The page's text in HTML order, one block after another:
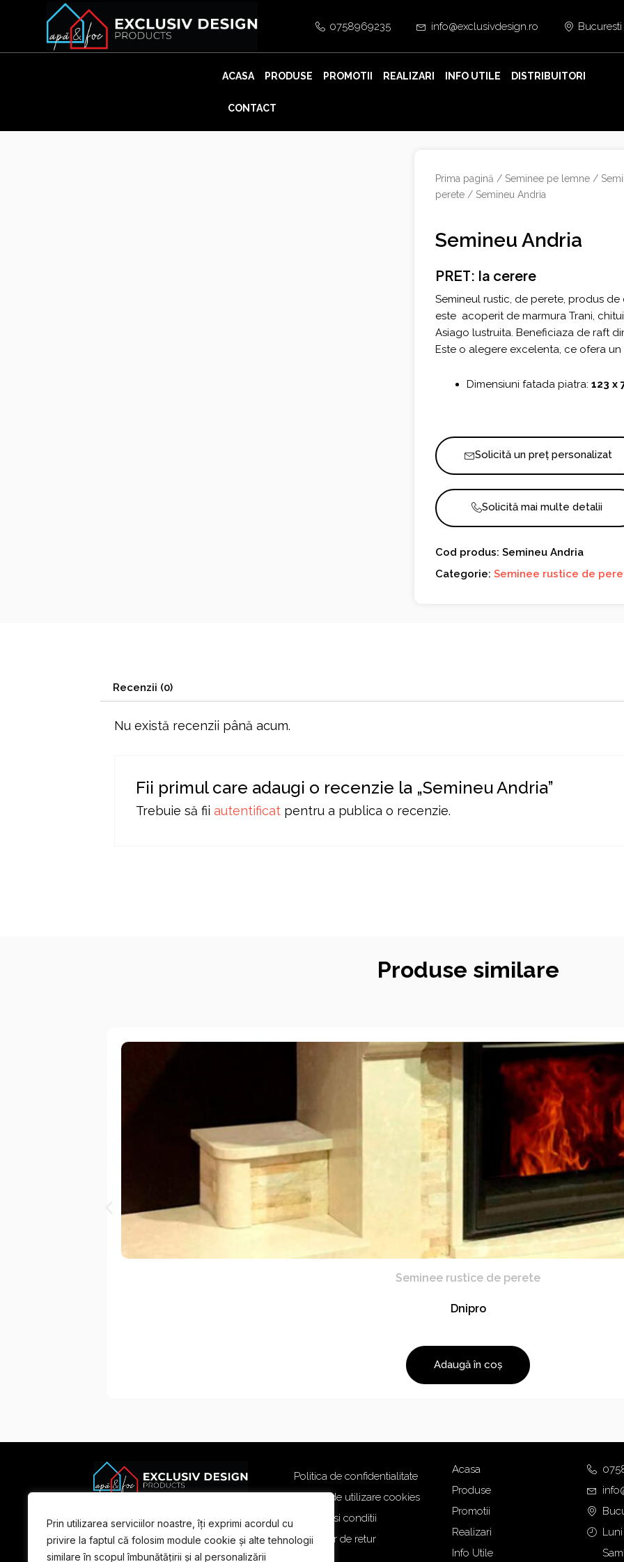
Prin utilizarea serviciilor noastre, îți exprimi acordul cu
privire la faptul că folosim module cookie și alte tehnologii
similare în scopul îmbunătățirii și al personalizării
content
0758969235 info@exclusivdesign.ro Bucuresti
ACASA PRODUSE PROMOTII REALIZARI INFO UTILE DISTRIBUITORI
CONTACT
Prima pagină / Seminee pe lemne /
perete / Semineu Andria
Semineu Andria
PRET: la cerere
Semineul rustic, de perete, produs
este acoperit de marmura Trani,
Asiago lustruita. Beneficiaza de raft
Este o alegere excelenta, ce ofera
Dimensiuni fatada piatra:123 x
Solicită un preț personalizat
Solicită mai multe detalii
Cod produs: Semineu Andria
Categorie:Seminee rustice de
Recenzii (0)
Nu există recenzii până acum.
Fii primul care adaugi o recenzie la „Semineu Andria”
Trebuie să fiiautentificat pentru a publica o recenzie.
Produse similare
Seminee rustice de perete
Dnipro
Adaugă în coș
Politica de confidentialitate
Politica de utilizare cookies
Termeni si conditii
Formular de retur
Acasa
Produse
Promotii
Realizari
Info Utile